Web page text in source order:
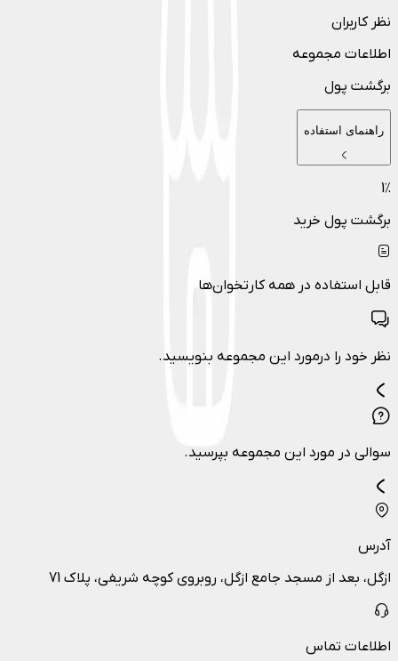
نظر کاربران
اطلاعات مجموعه
برگشت پول
راهنمای استفاده
1٪
برگشت پول خرید
قابل استفاده در همه کارتخوان‌ها
نظر خود را درمورد این مجموعه بنویسید.
سوالی در مورد این مجموعه بپرسید.
آدرس
ازگل، بعد از مسجد جامع ازگل، روبروی کوچه شریفی، پلاک 71
اطلاعات تماس